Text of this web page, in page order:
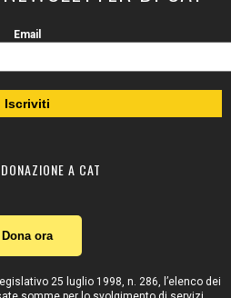
Email
A CAT
Dona ora
25 luglio 1998, n. 286, l’elenco dei